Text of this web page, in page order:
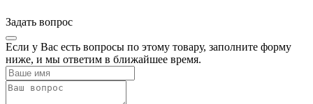
Задать вопрос
Если у Вас есть вопросы по этому товару, заполните форму
ниже, и мы ответим в ближайшее время.